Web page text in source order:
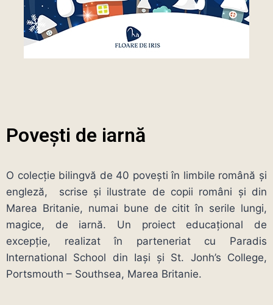
Povești de iarnă
O colecție bilingvă de 40 povești în limbile română și
engleză, scrise și ilustrate de copii români și din
Marea Britanie, numai bune de citit în serile lungi,
magice, de iarnă. Un proiect educațional de
excepție, realizat în parteneriat cu Paradis
International School din Iași și St. Jonh’s College,
Portsmouth – Southsea, Marea Britanie.